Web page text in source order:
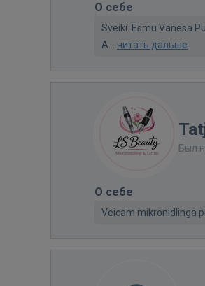
О себе
Sveiki. Esmu Vanesa
A... читать дальше
Был
О себе
Veicam mikronidlinga